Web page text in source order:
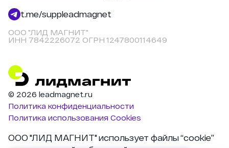
t.me/suppleadmagnet
ООО "ЛИД МАГНИТ"
ИНН 7842226072 ОГРН 1247800114649
© 2026 leadmagnet.ru
Политика конфиденциальности
Политика использования Cookies
ООО "ЛИД МАГНИТ" использует файлы “cookie”